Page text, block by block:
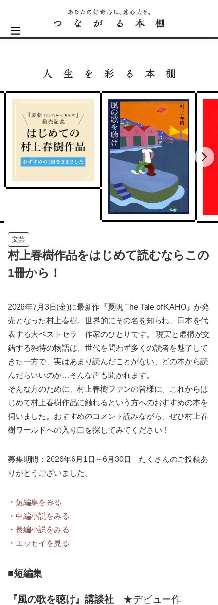
文芸
村上春樹作品をはじめて読むならこの
1冊から！
2026年7月3日(金)に最新作『夏帆 The Tale of KAHO』が発
売となった村上春樹。世界的にその名を知られ、日本を代
表する大ベストセラー作家のひとりです。 現実と虚構が交
錯する独特の物語は、世代を問わず多くの読者を魅了して
きた一方で、実はあまり読んだことがない、どの本から読
んだらいいのか…そんな声も聞かれます。
そんな方のために、村上春樹ファンの皆様に、これからは
じめて村上春樹作品に触れるという方へのおすすめの本を
伺いました。おすすめのコメント読みながら、ぜひ村上春
樹ワールドへの入り口を探してみてください！
募集期間：2026年6月1日～6月30日 たくさんのご投稿あ
りがとうございました。
・ 短編集をみる
・ 中編小説をみる
・ 長編小説をみる
・ エッセイを見る
■短編集
『風の歌を聴け』講談社★デビュー作